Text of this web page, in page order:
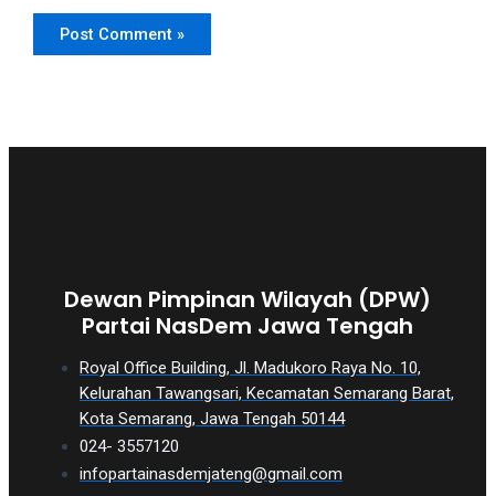
Dewan Pimpinan Wilayah (DPW)
Partai NasDem Jawa Tengah
Royal Office Building, Jl. Madukoro Raya No. 10,
Kelurahan Tawangsari, Kecamatan Semarang Barat,
Kota Semarang, Jawa Tengah 50144
024- 3557120
infopartainasdemjateng@gmail.com